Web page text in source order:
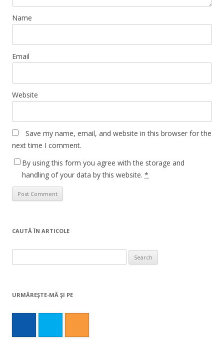
Name
Email
Website
Save my name, email, and website in this browser for the
next time I comment.
By using this form you agree with the storage and
handling of your data by this website. *
CAUTĂ ÎN ARTICOLE
for:
URMĂREŞTE-MĂ ŞI PE